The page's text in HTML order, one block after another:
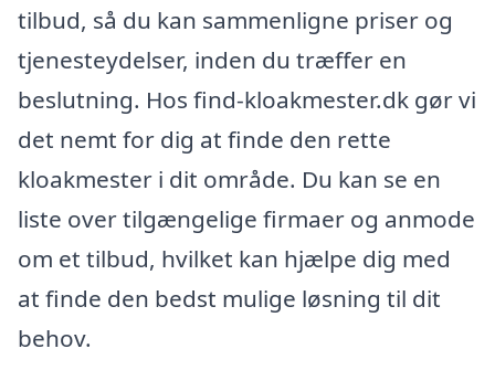
tilbud, så du kan sammenligne priser og
tjenesteydelser, inden du træffer en
beslutning. Hos find-kloakmester.dk gør vi
det nemt for dig at finde den rette
kloakmester i dit område. Du kan se en
liste over tilgængelige firmaer og anmode
om et tilbud, hvilket kan hjælpe dig med
at finde den bedst mulige løsning til dit
behov.